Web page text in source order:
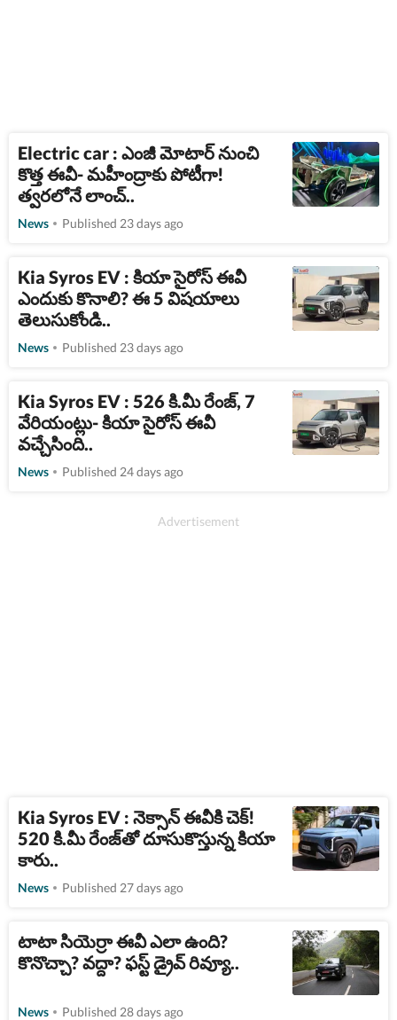
Electric car : ఎంజీ మోటార్​ నుంచి
కొత్త ఈవీ- మహీంద్రాకు పోటీగా!
త్వరలోనే లాంచ్..
News Published 23 days ago
Kia Syros EV : కియా సైరోస్​ ఈవీ
ఎందుకు కొనాలి? ఈ 5 విషయాలు
తెలుసుకోండి..
News Published 23 days ago
Kia Syros EV : 526 కి.మీ రేంజ్, 7
వేరియంట్లు- కియా సైరోస్ ఈవీ
వచ్చేసింది..
News Published 24 days ago
Kia Syros EV : నెక్సాన్ ఈవీకి చెక్!
520 కి.మీ రేంజ్‌తో దూసుకొస్తున్న కియా
కారు..
News Published 27 days ago
టాటా సియెర్రా ఈవీ ఎలా ఉంది?
కొనొచ్చా? వద్దా? ఫస్ట్​ డ్రైవ్​ రివ్యూ..
News Published 28 days ago